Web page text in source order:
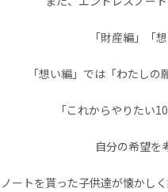
「財産編」「
「想い編」では「わたし
「これからやりたい
自分の希望を
ノートを貰った子供達が懐かし